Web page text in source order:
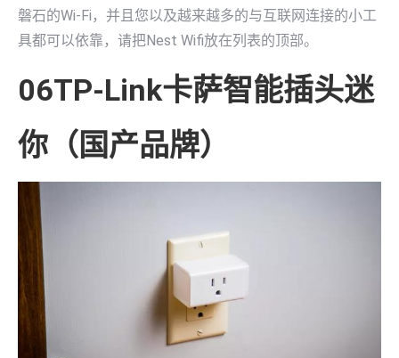
磐石的Wi-Fi，并且您以及越来越多的与互联网连接的小工
具都可以依靠，请把Nest Wifi放在列表的顶部。
06TP-Link卡萨智能插头迷
你（国产品牌）